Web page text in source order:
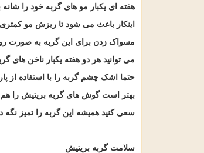
هفته ای یکبار مو های گربه خود را شانه
اینکار باعث می شود تا ریزش مو
مسواک زدن برای این گربه به صورت
می توانید هر دو هفته یکبار ناخن های
حتما اشک چشم گربه را با استفاده از
بهتر است گوش های گربه بریتیش را هم
سعی کنید همیشه این گربه را تمیز نگه
سلامت گربه بریتیش